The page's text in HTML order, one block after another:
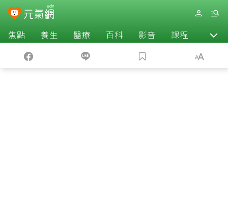
焦點 養生 醫療 百科 影音 課程 退休